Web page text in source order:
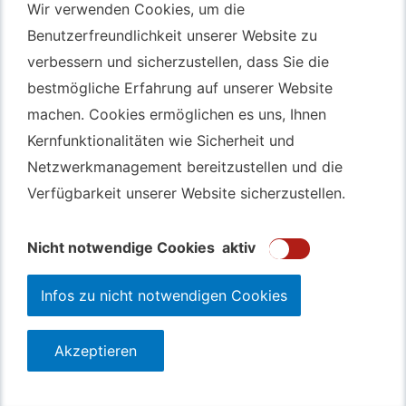
Wir verwenden Cookies, um die
Benutzerfreundlichkeit unserer Website zu
verbessern und sicherzustellen, dass Sie die
bestmögliche Erfahrung auf unserer Website
machen. Cookies ermöglichen es uns, Ihnen
Kernfunktionalitäten wie Sicherheit und
Netzwerkmanagement bereitzustellen und die
Verfügbarkeit unserer Website sicherzustellen.
Nicht notwendige Cookies aktiv
Infos zu nicht notwendigen Cookies
Akzeptieren
Wir verwenden Cookies, um die
Benutzerfreundlichkeit unserer Website zu
verbessern und sicherzustellen, dass Sie die
bestmögliche Erfahrung auf unserer Website
machen. Cookies ermöglichen es uns, Ihnen
Kernfunktionalitäten wie Sicherheit und
Netzwerkmanagement bereitzustellen und die
Verfügbarkeit unserer Website sicherzustellen.
Nicht notwendige Cookies aktiv
Infos zu nicht notwendigen Cookies
Akzeptieren
Autotransport Bochum
Autotransport Düsseldorf
Autotransport Essen
Autoexport Gelsenkirchen
GebrauchtwagenAnkauf Bochum
123autolos.de
Datenschutz